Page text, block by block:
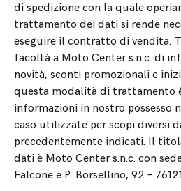
di spedizione con la quale
trattamento dei dati si rende
eseguire il contratto di vendita.
facoltà a Moto Center s.n.c. di
novità, sconti promozionali e
questa modalità di trattamento
informazioni in nostro possesso
caso utilizzate per scopi diversi
precedentemente indicati. Il
dati è Moto Center s.n.c. con
Falcone e P. Borsellino, 92 –